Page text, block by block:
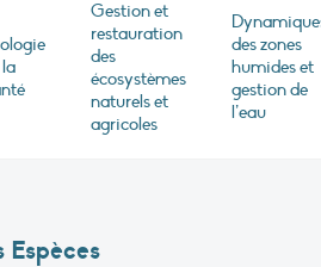
Gestion et
restauration
des
écosystèmes
naturels et
agricoles
des zones
humides et
gestion de
l’eau